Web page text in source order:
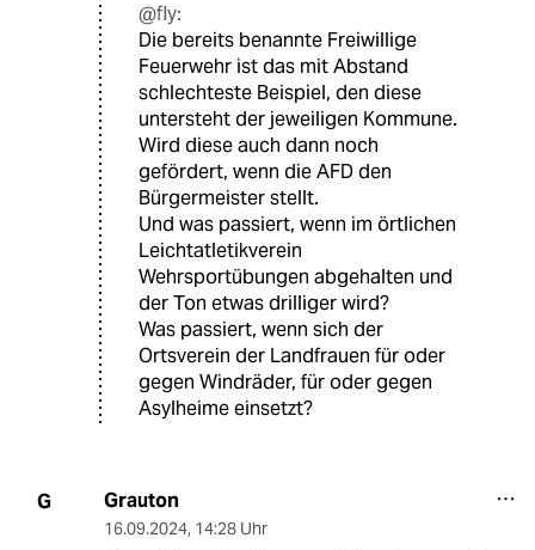
@fly:
Die bereits benannte Freiwillige
Feuerwehr ist das mit Abstand
schlechteste Beispiel, den diese
untersteht der jeweiligen Kommune.
Wird diese auch dann noch
gefördert, wenn die AFD den
Bürgermeister stellt.
Und was passiert, wenn im örtlichen
Leichtatletikverein
Wehrsportübungen abgehalten und
der Ton etwas drilliger wird?
Was passiert, wenn sich der
Ortsverein der Landfrauen für oder
gegen Windräder, für oder gegen
Asylheime einsetzt?
G Grauton
16.09.2024, 14:28 Uhr